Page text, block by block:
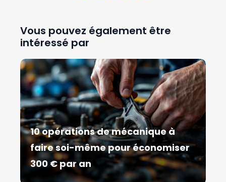
Vous pouvez également être
intéressé par
10 opérations de mécanique à
faire soi-même pour économiser
300 € par an